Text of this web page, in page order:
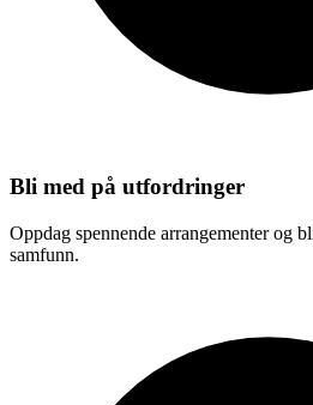
Bli med på utfordringer
Oppdag spennende arrangementer og
samfunn.